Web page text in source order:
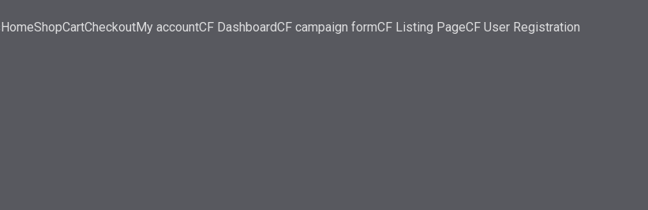
HomeShopCartCheckoutMy accountCF DashboardCF campaign formCF Listing PageCF User Registration